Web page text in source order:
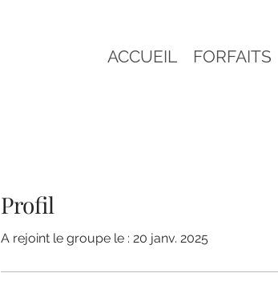
ACCUEIL FORFAITS
Profil
A rejoint le groupe le : 20 janv. 2025